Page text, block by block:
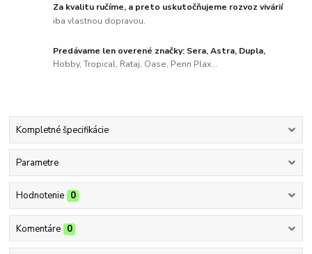
Za kvalitu ručíme, a preto uskutočňujeme rozvoz vivárií
iba vlastnou dopravou.
Predávame len overené značky: Sera, Astra, Dupla,
Hobby, Tropical, Rataj, Oase, Penn Plax...
Kompletné špecifikácie
Parametre
Hodnotenie 0
Komentáre 0